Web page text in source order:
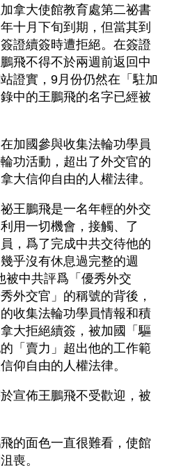
拿大使館教育處第二祕書
十月下旬到期，但當其到
證續簽時遭拒絕。在簽證
飛不得不於兩週前返回中
證實，9月份仍然在「駐加
中的王鵬飛的名字已經被
加國參與收集法輪功學員
功活動，超出了外交官的
大信仰自由的人權法律。
王鵬飛是一名年輕的外交
用一切機會，接觸、了
，爲了完成中共交待他的
乎沒有休息過完整的週
被中共評爲「優秀外交
外交官」的稱號的背後，
收集法輪功學員情報和積
大拒絕續簽，被加國「驅
「賣力」超出他的工作範
仰自由的人權法律。
宣佈王鵬飛不受歡迎，被
的面色一直很難看，使館
喪。